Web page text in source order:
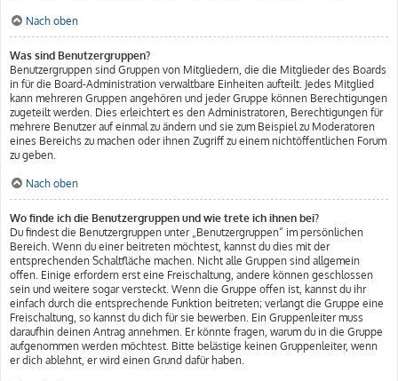
Nach oben
Was sind Benutzergruppen?
Benutzergruppen sind Gruppen von Mitgliedern, die die Mitglieder des Boards
in für die Board-Administration verwaltbare Einheiten aufteilt. Jedes Mitglied
kann mehreren Gruppen angehören und jeder Gruppe können Berechtigungen
zugeteilt werden. Dies erleichtert es den Administratoren, Berechtigungen für
mehrere Benutzer auf einmal zu ändern und sie zum Beispiel zu Moderatoren
eines Bereichs zu machen oder ihnen Zugriff zu einem nichtöffentlichen Forum
zu geben.
Nach oben
Wo finde ich die Benutzergruppen und wie trete ich ihnen bei?
Du findest die Benutzergruppen unter „Benutzergruppen“ im persönlichen
Bereich. Wenn du einer beitreten möchtest, kannst du dies mit der
entsprechenden Schaltfläche machen. Nicht alle Gruppen sind allgemein
offen. Einige erfordern erst eine Freischaltung, andere können geschlossen
sein und weitere sogar versteckt. Wenn die Gruppe offen ist, kannst du ihr
einfach durch die entsprechende Funktion beitreten; verlangt die Gruppe eine
Freischaltung, so kannst du dich für sie bewerben. Ein Gruppenleiter muss
daraufhin deinen Antrag annehmen. Er könnte fragen, warum du in die Gruppe
aufgenommen werden möchtest. Bitte belästige keinen Gruppenleiter, wenn
er dich ablehnt, er wird einen Grund dafür haben.